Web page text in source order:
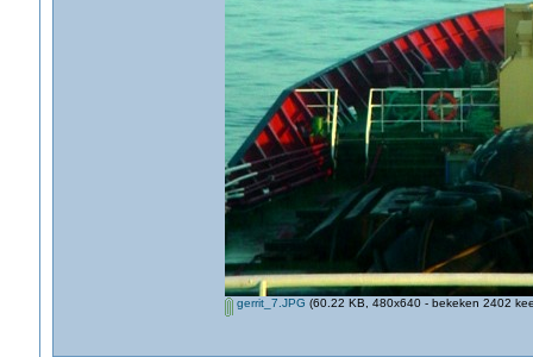
gerrit_7.JPG (60.22 KB, 480x640 - bekeken 2402